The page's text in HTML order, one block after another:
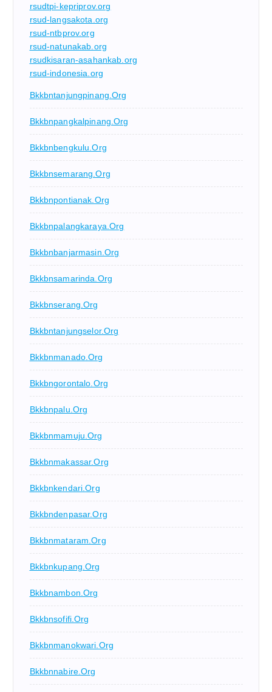
rsudtpi-kepriprov.org
rsud-langsakota.org
rsud-ntbprov.org
rsud-natunakab.org
rsudkisaran-asahankab.org
rsud-indonesia.org
Bkkbntanjungpinang.org
Bkkbnpangkalpinang.org
Bkkbnbengkulu.org
Bkkbnsemarang.org
Bkkbnpontianak.org
Bkkbnpalangkaraya.org
Bkkbnbanjarmasin.org
Bkkbnsamarinda.org
Bkkbnserang.org
Bkkbntanjungselor.org
Bkkbnmanado.org
Bkkbngorontalo.org
Bkkbnpalu.org
Bkkbnmamuju.org
Bkkbnmakassar.org
Bkkbnkendari.org
Bkkbndenpasar.org
Bkkbnmataram.org
Bkkbnkupang.org
Bkkbnambon.org
Bkkbnsofifi.org
Bkkbnmanokwari.org
Bkkbnnabire.org